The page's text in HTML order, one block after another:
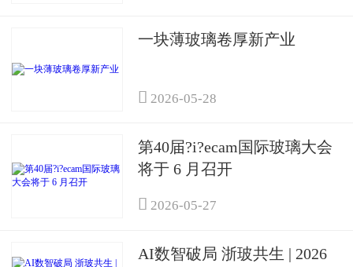
一块薄玻璃卷厚新产业
 2026-05-28
第40届?i?ecam国际玻璃大会
将于 6 月召开
 2026-05-27
AI数智破局 浙玻共生 | 2026